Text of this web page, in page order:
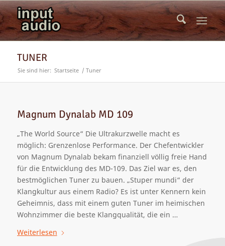
TUNER
Sie sind hier: Startseite / Tuner
Magnum Dynalab MD 109
„The World Source“ Die Ultrakurzwelle macht es
möglich: Grenzenlose Performance. Der Chefentwickler
von Magnum Dynalab bekam finanziell völlig freie Hand
für die Entwicklung des MD-109. Das Ziel war es, den
bestmöglichen Tuner zu bauen. „Stuper mundi“ der
Klangkultur aus einem Radio? Es ist unter Kennern kein
Geheimnis, dass mit einem guten Tuner im heimischen
Wohnzimmer die beste Klangqualität, die ein …
Weiterlesen